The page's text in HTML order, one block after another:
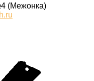
(Межонка)